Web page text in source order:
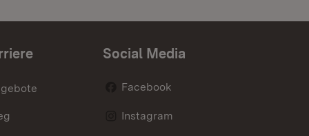
Social Media
Facebook
Instagram